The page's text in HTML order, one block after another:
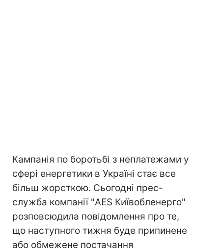
Кампанія по боротьбі з неплатежами у
сфері енергетики в Україні стає все
більш жорсткою. Сьогодні прес-
служба компанії "AES Київобленерго"
розповсюдила повідомлення про те,
що наступного тижня буде припинене
або обмежене постачання